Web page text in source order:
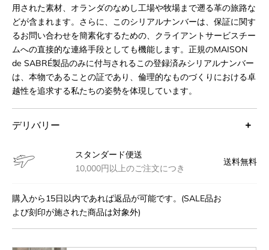
用された素材、オランダのなめし工場や牧場まで遡る革の旅路な
どが含まれます。さらに、このシリアルナンバーは、保証に関す
るお問い合わせを簡素化するための、クライアントサービスチー
ムへの直接的な連絡手段としても機能します。正規のMAISON
de SABRÉ製品のみに付与されるこの登録済みシリアルナンバー
は、本物であることの証であり、倫理的なものづくりにおける卓
越性を追求する私たちの姿勢を体現しています。
デリバリー
スタンダード便送
10,000円以上のご注文につき
送料無料
購入から15日以内であれば返品が可能です。(SALE品お
よび刻印が施された商品は対象外)